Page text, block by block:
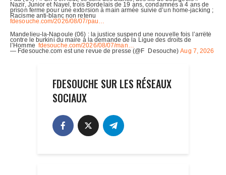
FDESOUCHE SUR LES RÉSEAUX
SOCIAUX